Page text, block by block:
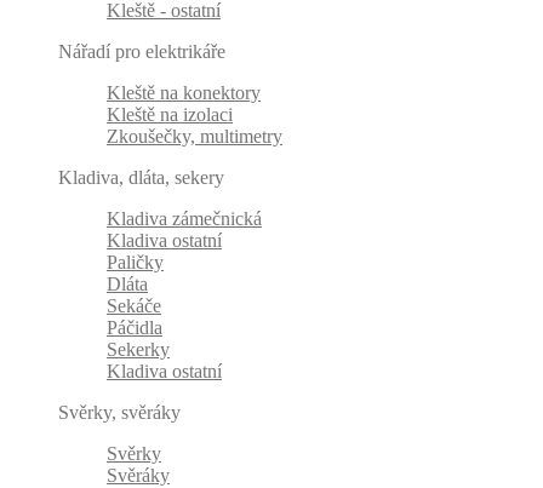
Kleště - ostatní
Nářadí pro elektrikáře
Kleště na konektory
Kleště na izolaci
Zkoušečky, multimetry
Kladiva, dláta, sekery
Kladiva zámečnická
Kladiva ostatní
Paličky
Dláta
Sekáče
Páčidla
Sekerky
Kladiva ostatní
Svěrky, svěráky
Svěrky
Svěráky